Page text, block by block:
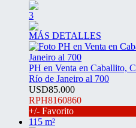
3
MÁS DETALLES
PH en Venta en Caballito,
Río de Janeiro al 700
USD85.000
RPH8160860
+/- Favorito
115 m²